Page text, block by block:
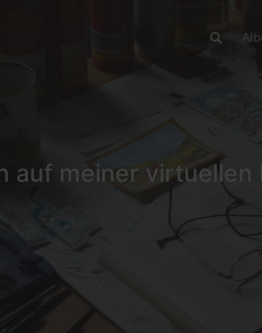
auf meiner virtuellen